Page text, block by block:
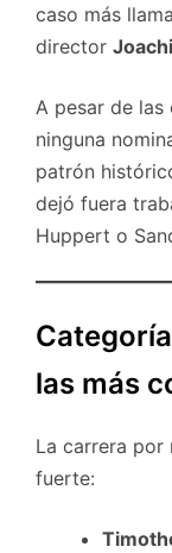
caso más
director
A pesar de
ninguna
patrón
dejó fuera
Huppert o
las más
La carrera por
fuerte: